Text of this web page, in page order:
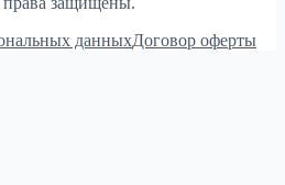
данныхДоговор оферты